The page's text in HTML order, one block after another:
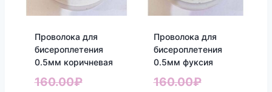
Проволока для
бисероплетения
0.5мм коричневая
160.00₽Первоначальная
Проволока для
бисероплетения
0.5мм фуксия
160.00₽